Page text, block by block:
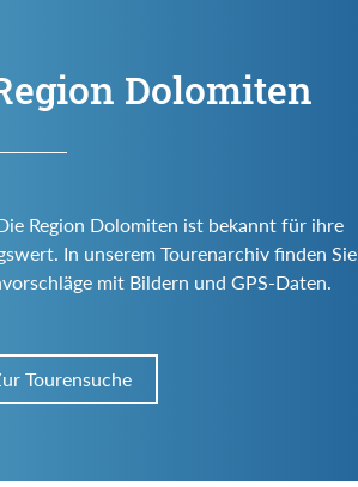
Dolomiten
Region Dolomiten ist bekannt für ihre
In unserem Tourenarchiv finden Sie
mit Bildern und GPS-Daten.
Tourensuche